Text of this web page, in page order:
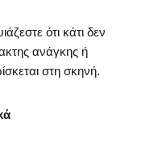
ότι κάτι δεν
ανάγκης ή
στη σκηνή.